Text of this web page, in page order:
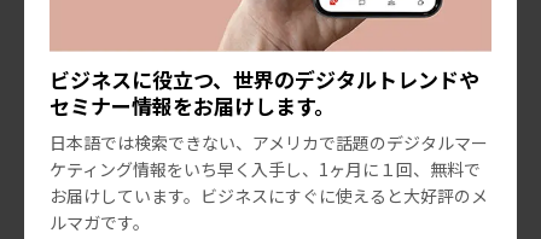
ビジネスに役立つ、世界のデジタルトレンドや
セミナー情報をお届けします。
日本語では検索できない、アメリカで話題のデジタルマー
ケティング情報をいち早く入手し、1ヶ月に１回、無料で
お届けしています。ビジネスにすぐに使えると大好評のメ
ルマガです。